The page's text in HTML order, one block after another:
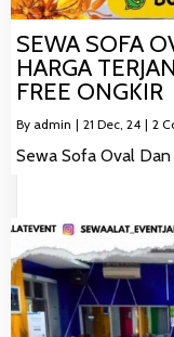
SEWA SOFA
HARGA
FREE ONGKIR
By admin | 21 Dec, 24 | 2
Sewa Sofa Oval Dan